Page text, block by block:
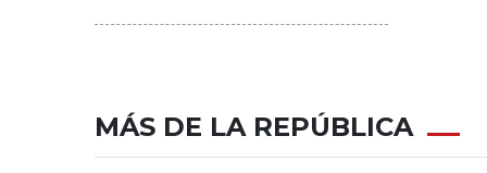
MÁS DE LA REPÚBLICA